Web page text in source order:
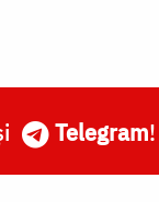
Telegram!